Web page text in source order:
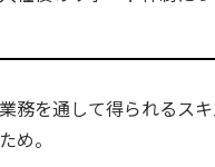
業務を通して得られるス
ため。